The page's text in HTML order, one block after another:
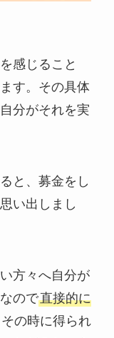
感じること
す。その具体
分がそれを実
と、募金をし
い出しまし
方々へ自分が
ので直接的に
の時に得られ